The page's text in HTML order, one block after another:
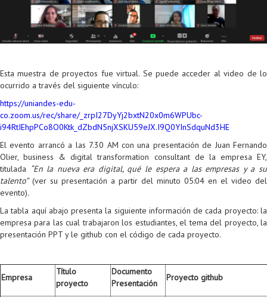
Esta muestra de proyectos fue virtual. Se puede acceder al video de lo
ocurrido a través del siguiente vínculo:
https://uniandes-edu-
co.zoom.us/rec/share/_zrpI27DyYj2bxtN20x0m6WPUbc-
i94RtIEhpPCo8O0Ktk_dZbdN5njXSKU59eJX.I9Q0YInSdquNd3HE
El evento arrancó a las 7.30 AM con una presentación de Juan Fernando
Olier, business & digital transformation consultant de la empresa EY,
titulada “En la nueva era digital, qué le espera a las empresas y a su
talento”(ver su presentación a partir del minuto 05:04 en el video del
evento).
La tabla aquí abajo presenta la siguiente información de cada proyecto: la
empresa para las cual trabajaron los estudiantes, el tema del proyecto, la
presentación PPT y le github con el código de cada proyecto.
Empresa
Título
proyecto
Documento
Presentación
Proyecto github